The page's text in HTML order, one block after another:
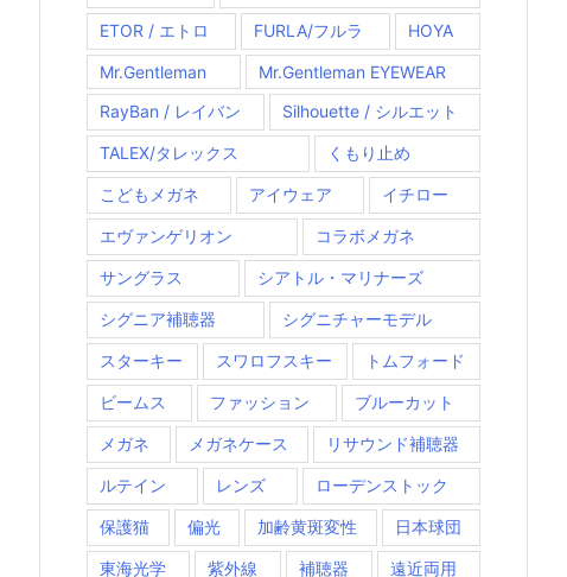
ETOR / エトロ FURLA/フルラ HOYA
Mr.Gentleman
Mr.Gentleman EYEWEAR
RayBan / レイバン
Silhouette / シルエット
TALEX/タレックス くもり止め
こどもメガネ アイウェア イチロー
エヴァンゲリオン コラボメガネ
サングラス シアトル・マリナーズ
シグニア補聴器 シグニチャーモデル
スターキー スワロフスキー トムフォード
ビームス ファッション ブルーカット
メガネ メガネケース リサウンド補聴器
ルテイン レンズ ローデンストック
保護猫 偏光 加齢黄斑変性 日本球団
東海光学 紫外線 補聴器 遠近両用